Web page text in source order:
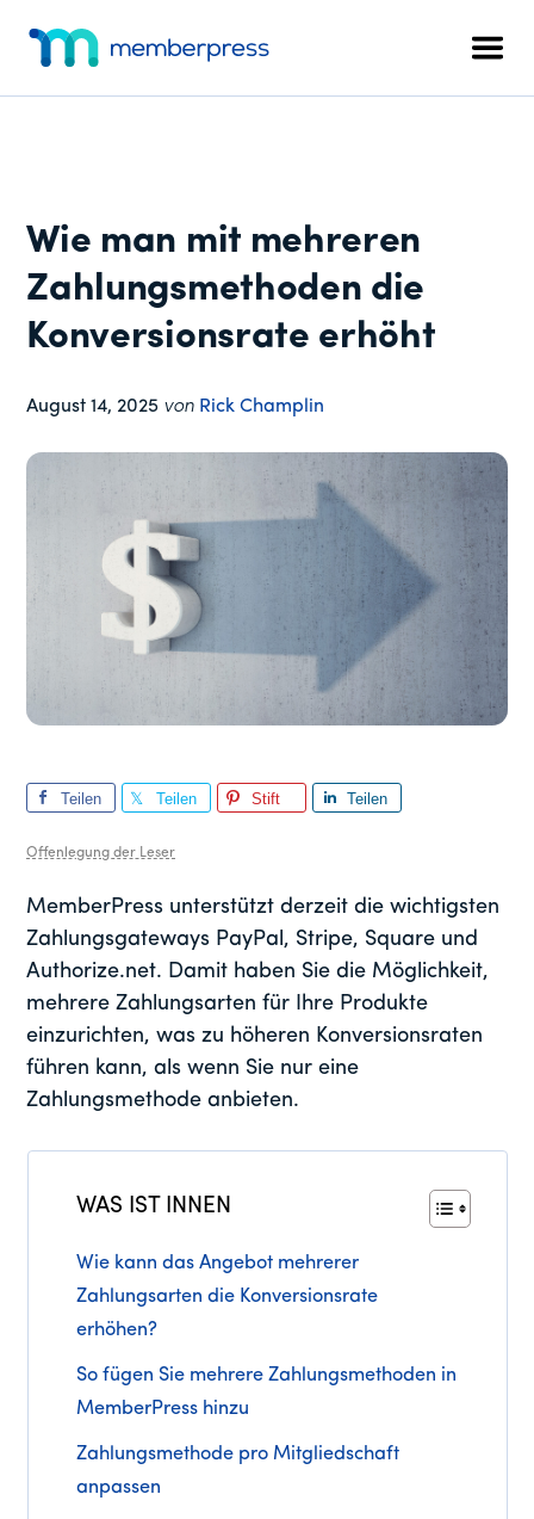
Hauptinhalt
springen
primären
Seitenleiste
springen
Fußzeile
springen
Menü
Mitgliedschafts-
Plugin
Wie man mit mehreren
Zahlungsmethoden die
Konversionsrate erhöht
August 14, 2025 von Rick Champlin
Teilen
Teilen
Stift
Teilen
Offenlegung der Leser
MemberPress unterstützt derzeit die wichtigsten
Zahlungsgateways PayPal, Stripe, Square und
Authorize.net. Damit haben Sie die Möglichkeit,
mehrere Zahlungsarten für Ihre Produkte
einzurichten, was zu höheren Konversionsraten
führen kann, als wenn Sie nur eine
Zahlungsmethode anbieten.
WAS IST INNEN
Wie kann das Angebot mehrerer
Zahlungsarten die Konversionsrate
erhöhen?
So fügen Sie mehrere Zahlungsmethoden in
MemberPress hinzu
Zahlungsmethode pro Mitgliedschaft
anpassen